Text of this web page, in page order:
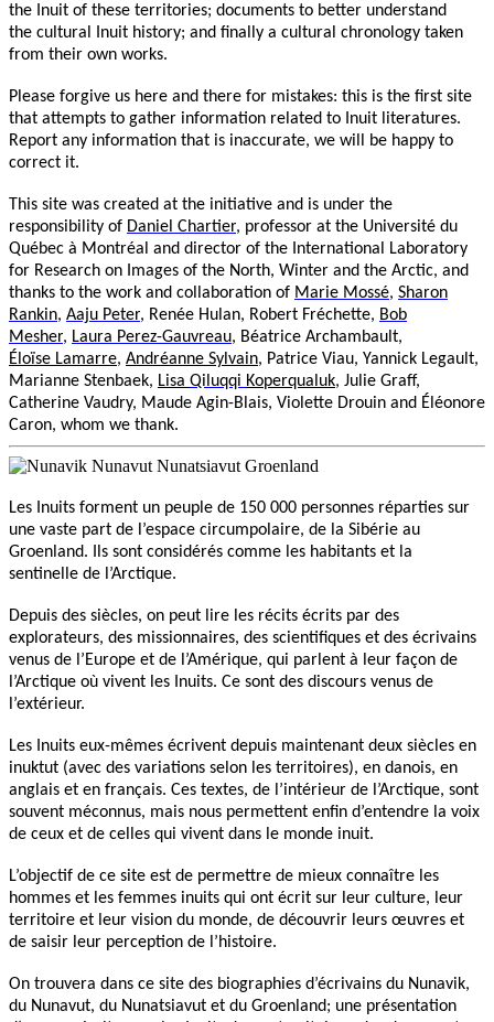
the Inuit of these territories; documents to better understand
the cultural Inuit history; and finally a cultural chronology taken
from their own works.
Please forgive us here and there for mistakes: this is the first site
that attempts to gather information related to Inuit literatures.
Report any information that is inaccurate, we will be happy to
correct it.
This site was created at the initiative and is under the
responsibility of Daniel Chartier, professor at the Université du
Québec à Montréal and director of the International Laboratory
for Research on Images of the North, Winter and the Arctic, and
thanks to the work and collaboration of Marie Mossé, Sharon
Rankin, Aaju Peter, Renée Hulan, Robert Fréchette, Bob
Mesher, Laura Perez-Gauvreau, Béatrice Archambault,
Éloïse Lamarre, Andréanne Sylvain, Patrice Viau, Yannick Legault,
Marianne Stenbaek, Lisa Qiluqqi Koperqualuk, Julie Graff,
Catherine Vaudry, Maude Agin-Blais, Violette Drouin and Éléonore
Caron, whom we thank.
Les Inuits forment un peuple de 150 000 personnes réparties sur
une vaste part de l’espace circumpolaire, de la Sibérie au
Groenland. Ils sont considérés comme les habitants et la
sentinelle de l’Arctique.
Depuis des siècles, on peut lire les récits écrits par des
explorateurs, des missionnaires, des scientifiques et des écrivains
venus de l’Europe et de l’Amérique, qui parlent à leur façon de
l’Arctique où vivent les Inuits. Ce sont des discours venus de
l’extérieur.
Les Inuits eux-mêmes écrivent depuis maintenant deux siècles en
inuktut (avec des variations selon les territoires), en danois, en
anglais et en français. Ces textes, de l’intérieur de l’Arctique, sont
souvent méconnus, mais nous permettent enfin d’entendre la voix
de ceux et de celles qui vivent dans le monde inuit.
L’objectif de ce site est de permettre de mieux connaître les
hommes et les femmes inuits qui ont écrit sur leur culture, leur
territoire et leur vision du monde, de découvrir leurs œuvres et
de saisir leur perception de l’histoire.
On trouvera dans ce site des biographies d’écrivains du Nunavik,
du Nunavut, du Nunatsiavut et du Groenland; une présentation